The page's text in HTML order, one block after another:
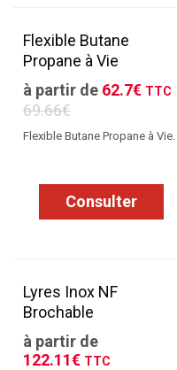
Flexible Butane
Propane à Vie
à partir de 62.7€ TTC
69.66€
Flexible Butane Propane à Vie.
Consulter
Lyres Inox NF
Brochable
à partir de
122.11€ TTC